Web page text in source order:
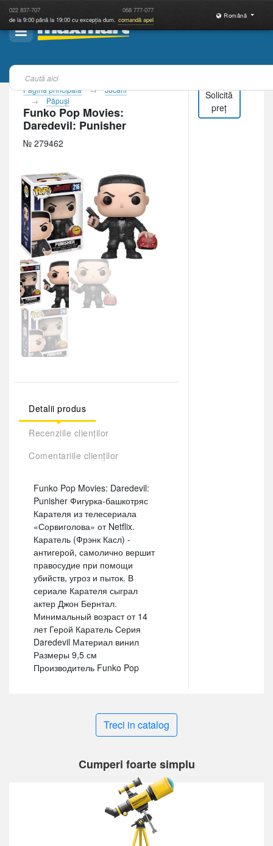
022 837-707 068 777-077
de la 9:00 până la 19:00 cu excepția dum. comandă apel
Română
Pagina principală
Jucării
Păpuşi
Funko Pop Movies:
Daredevil: Punisher
№ 279462
Detalii produs
Recenziile clienților
Comentariile clienților
Funko Pop Movies: Daredevil:
Punisher Фигурка-башкотряс
Карателя из телесериала
«Сорвиголова» от Netflix.
Каратель (Фрэнк Касл) -
антигерой, самолично вершит
правосудие при помощи
убийств, угроз и пыток. В
сериале Карателя сыграл
актер Джон Бернтал.
Минимальный возраст от 14
лет Герой Каратель Серия
Daredevil Материал винил
Размеры 9,5 см
Производитель Funko Pop
Solicită
preț
Treci in catalog
Cumperi foarte simplu